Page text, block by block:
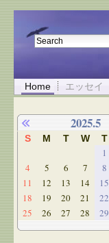
Home エッセイ
2025.5
S M T W T
1
4
5 6 7 8
11
12 13 14 15
18
19 20 21 22
25
26 27 28 29